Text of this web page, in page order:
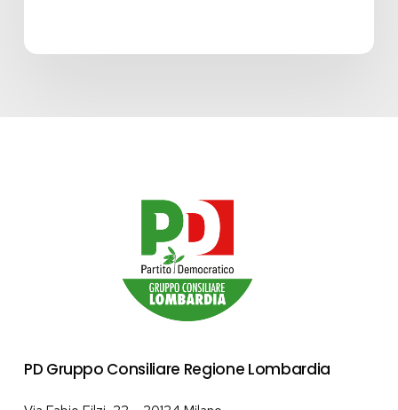
PD Gruppo Consiliare Regione Lombardia